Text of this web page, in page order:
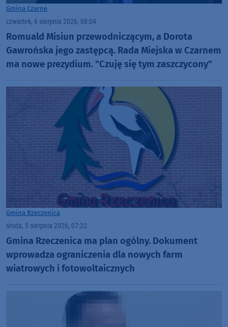
Gmina Czarne
czwartek, 6 sierpnia 2026, 08:04
Romuald Misiun przewodniczącym, a Dorota
Gawrońska jego zastępcą. Rada Miejska w Czarnem
ma nowe prezydium. "Czuję się tym zaszczycony"
Gmina Rzeczenica
środa, 5 sierpnia 2026, 07:22
Gmina Rzeczenica ma plan ogólny. Dokument
wprowadza ograniczenia dla nowych farm
wiatrowych i fotowoltaicznych